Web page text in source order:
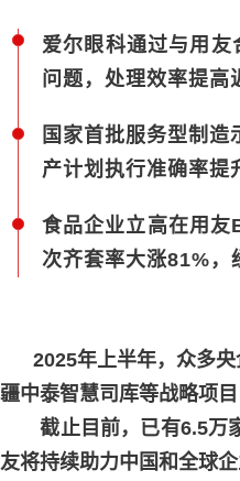
爱尔眼科通过与用
问题，处理效率提高
国家首批服务型制
产计划执行准确率提
食品企业立高在用友
次齐套率大涨81%，
2025年上半年，众多央
疆中泰智慧司库等战略项
截止目前，已有6.5万家
友将持续助力中国和全球